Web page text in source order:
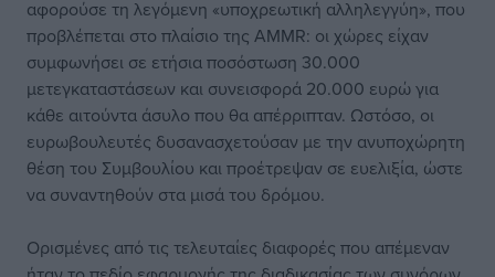
αφορούσε τη λεγόμενη «υποχρεωτική αλληλεγγύη», που
προβλέπεται στο πλαίσιο της AMMR: οι χώρες είχαν
συμφωνήσει σε ετήσια ποσόστωση 30.000
μετεγκαταστάσεων και συνεισφορά 20.000 ευρώ για
κάθε αιτούντα άσυλο που θα απέρριπταν. Ωστόσο, οι
ευρωβουλευτές δυσανασχετούσαν με την ανυποχώρητη
θέση του Συμβουλίου και προέτρεψαν σε ευελιξία, ώστε
να συναντηθούν στα μισά του δρόμου.
Ορισμένες από τις τελευταίες διαφορές που απέμεναν